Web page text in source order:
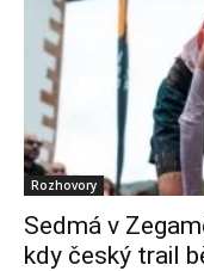
Rozhovory
Sedmá v
kdy český trail